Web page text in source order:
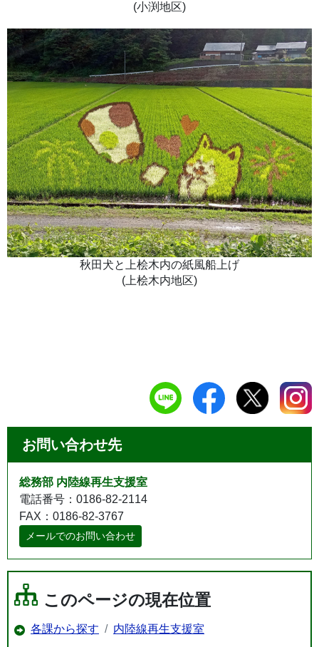
(小渕地区)
秋田犬と上桧木内の紙風船上げ
(上桧木内地区)
お問い合わせ先
総務部 内陸線再生支援室
電話番号：0186-82-2114
FAX：0186-82-3767
メールでのお問い合わせ
このページの現在位置
各課から探す 内陸線再生支援室